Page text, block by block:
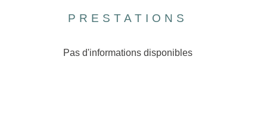
PRESTATIONS
Pas d'informations disponibles